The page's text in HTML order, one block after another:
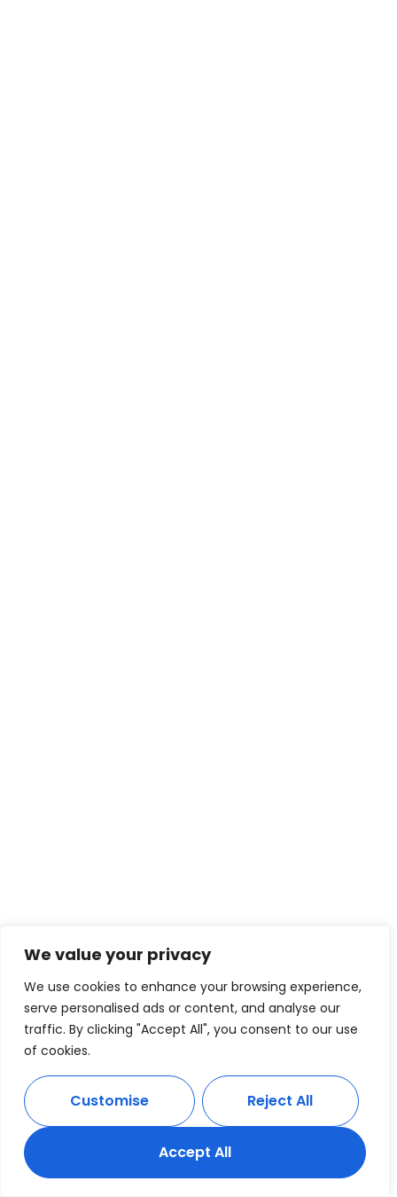
We value your privacy
We use cookies to enhance your browsing experience,
serve personalised ads or content, and analyse our
traffic. By clicking "Accept All", you consent to our use
of cookies.
Customise Reject All
Accept All